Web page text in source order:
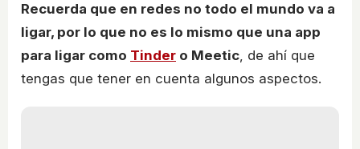
Recuerda que en redes no todo el mundo va a
ligar, por lo que no es lo mismo que una app
para ligar como Tinder o Meetic, de ahí que
tengas que tener en cuenta algunos aspectos.